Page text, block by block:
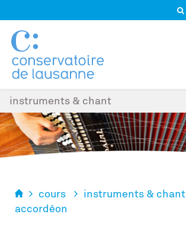
instruments & chant
cours
instruments & chant
accordéon